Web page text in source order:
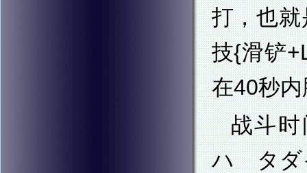
打，也
技{滑铲
在40秒
战斗
ハ タダ